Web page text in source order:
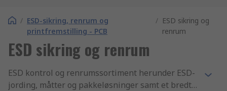
/ ESD-sikring, renrum og
printfremstilling - PCB
/ ESD sikring og
renrum
ESD sikring og renrum
ESD kontrol og renrumssortiment herunder ESD-
jording, måtter og pakkeløsninger samt et bredt